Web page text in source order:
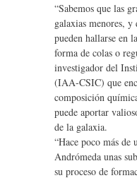
“Sabemos que las
galaxias menores, y
pueden hallarse en
forma de colas o
investigador del
(IAA-CSIC) que
composición
puede aportar
de la galaxia.
“Hace poco más de
Andrómeda unas
su proceso de